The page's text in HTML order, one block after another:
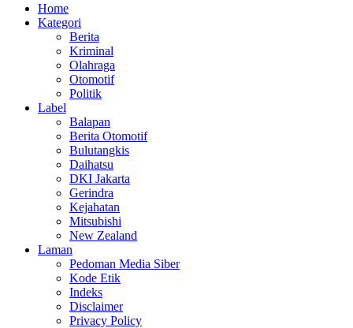
Home
Kategori
Berita
Kriminal
Olahraga
Otomotif
Politik
Label
Balapan
Berita Otomotif
Bulutangkis
Daihatsu
DKI Jakarta
Gerindra
Kejahatan
Mitsubishi
New Zealand
Laman
Pedoman Media Siber
Kode Etik
Indeks
Disclaimer
Privacy Policy